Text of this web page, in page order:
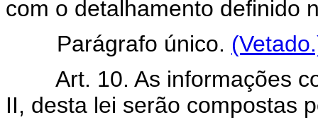
com o detalhamento definido
Parágrafo único.
Art. 10. As informações
II, desta lei serão compostas